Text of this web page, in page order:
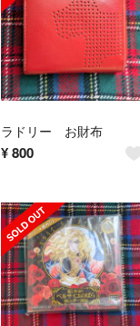
ラドリー お財布
¥ 800